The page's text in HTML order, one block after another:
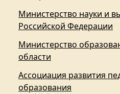
Министерство науки и
Российской Федерации
Министерство
области
Ассоциация развития
образования